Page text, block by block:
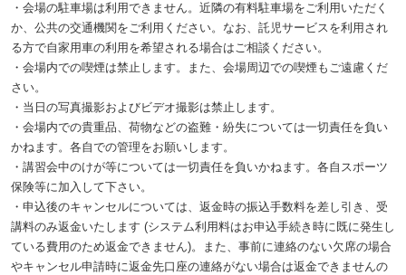
・会場の駐車場は利用できません。近隣の有料駐車場をご利用いただく
か、公共の交通機関をご利用ください。なお、託児サービスを利用され
る方で自家用車の利用を希望される場合はご相談ください。
・会場内での喫煙は禁止します。また、会場周辺での喫煙もご遠慮くだ
さい。
・当日の写真撮影およびビデオ撮影は禁止します。
・会場内での貴重品、荷物などの盗難・紛失については一切責任を負い
かねます。各自での管理をお願いします。
・講習会中のけが等については一切責任を負いかねます。各自スポーツ
保険等に加入して下さい。
・申込後のキャンセルについては、返金時の振込手数料を差し引き、受
講料のみ返金いたします (システム利用料はお申込手続き時に既に発生し
ている費用のため返金できません)。また、事前に連絡のない欠席の場合
やキャンセル申請時に返金先口座の連絡がない場合は返金できませんの